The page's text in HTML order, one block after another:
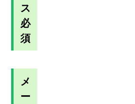
ス
必
須
メ
ー